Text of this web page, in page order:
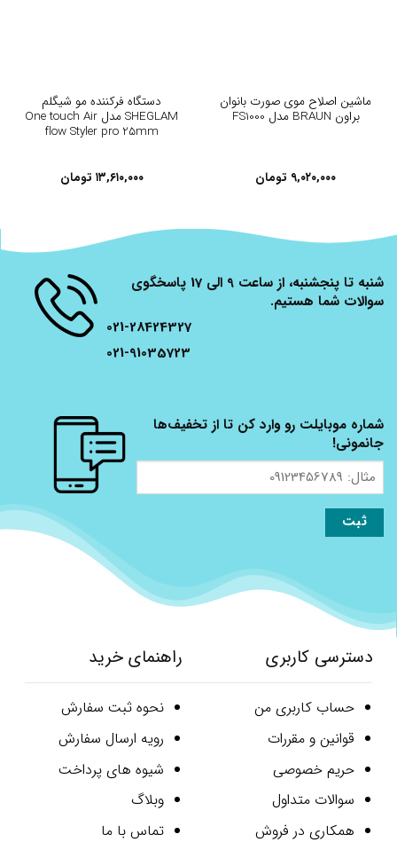
ماشین اصلاح موی صورت بانوان
براون BRAUN مدل FS1000
۹,۰۲۰,۰۰۰ تومان
دستگاه فرکننده مو شیگلم
SHEGLAM مدل One touch Air
flow Styler pro 25mm
۱۳,۶۱۰,۰۰۰ تومان
شنبه تا پنجشنبه، از ساعت 9 الی 17 پاسخگوی
سوالات شما هستیم.
021-28424327
021-91035723
شماره موبایلت رو وارد کن تا از تخفیف‌ها
جانمونی!
مثال:
09123456789
دسترسی کاربری
حساب کاربری من
قوانین و مقررات
حریم خصوصی
سوالات متداول
همکاری در فروش
راهنمای خرید
نحوه ثبت سفارش
رویه ارسال سفارش
شیوه های پرداخت
وبلاگ
تماس با ما